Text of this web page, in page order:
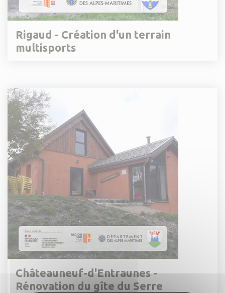
Rigaud - Création d'un terrain
multisports
Châteauneuf-d'Entraunes -
Rénovation du gîte du Serre